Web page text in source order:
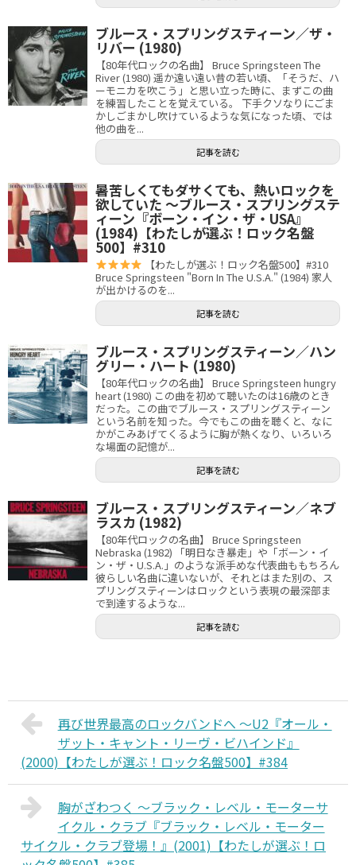
ブルース・スプリングスティーン／ザ・
リバー (1980)
【80年代ロックの名曲】 Bruce Springsteen The
River (1980) 遥か遠い遠い昔の若い頃、「そうだ、ハ
ーモニカを吹こう」と思い立った時に、まずこの曲
を練習したことを覚えている。 下手クソなりにごま
かしごまかし吹けているような気になった頃、では
他の曲を...
記事を読む
暑苦しくてもダサくても、熱いロックを
欲していた 〜ブルース・スプリングステ
ィーン『ボーン・イン・ザ・USA』
(1984)【わたしが選ぶ！ロック名盤
500】#310
【わたしが選ぶ！ロック名盤500】#310
Bruce Springsteen "Born In The U.S.A." (1984) 家人
が出かけるのを...
記事を読む
ブルース・スプリングスティーン／ハン
グリー・ハート (1980)
【80年代ロックの名曲】 Bruce Springsteen hungry
heart (1980) この曲を初めて聴いたのは16歳のとき
だった。この曲でブルース・スプリングスティーン
という名前を知った。今でもこの曲を聴くと、なに
かがこみあげてくるように胸が熱くなり、いろいろ
な場面の記憶が...
記事を読む
ブルース・スプリングスティーン／ネブ
ラスカ (1982)
【80年代ロックの名曲】 Bruce Springsteen
Nebraska (1982) 「明日なき暴走」や「ボーン・イ
ン・ザ・U.S.A.」のような派手めな代表曲ももちろん
彼らしい名曲に違いないが、それとはまた別の、ス
プリングスティーンはロックという表現の最深部ま
で到達するような...
記事を読む
再び世界最高のロックバンドへ 〜U2『オール・
ザット・キャント・リーヴ・ビハインド』
(2000)【わたしが選ぶ！ロック名盤500】#384
胸がざわつく 〜ブラック・レベル・モーターサ
イクル・クラブ『ブラック・レベル・モーター
サイクル・クラブ登場！』(2001)【わたしが選ぶ！ロ